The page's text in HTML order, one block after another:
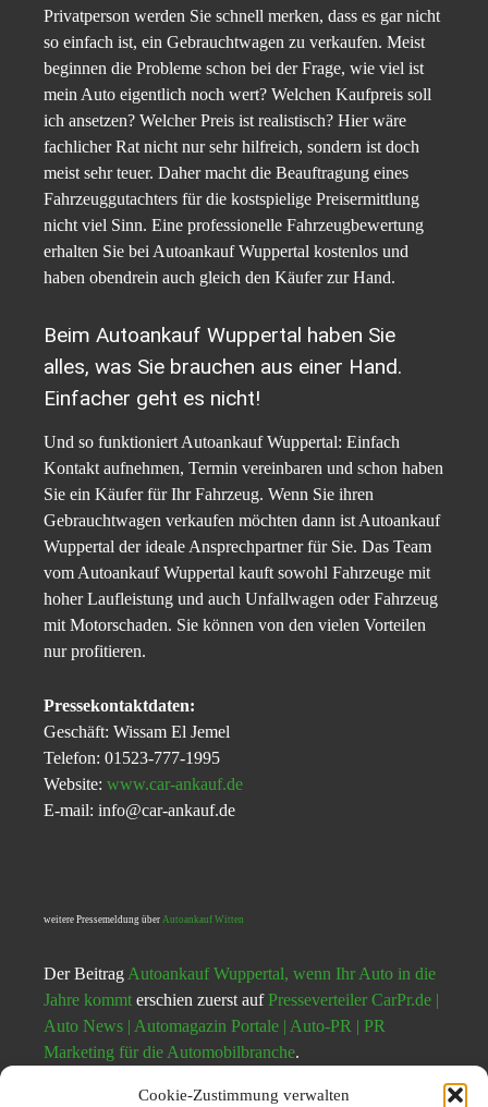
Cookie-Zustimmung verwalten
Privatperson werden Sie schnell merken, dass es gar nicht
so einfach ist, ein Gebrauchtwagen zu verkaufen. Meist
beginnen die Probleme schon bei der Frage, wie viel ist
mein Auto eigentlich noch wert? Welchen Kaufpreis soll
ich ansetzen? Welcher Preis ist realistisch? Hier wäre
fachlicher Rat nicht nur sehr hilfreich, sondern ist doch
meist sehr teuer. Daher macht die Beauftragung eines
Fahrzeuggutachters für die kostspielige Preisermittlung
nicht viel Sinn. Eine professionelle Fahrzeugbewertung
erhalten Sie bei Autoankauf Wuppertal kostenlos und
haben obendrein auch gleich den Käufer zur Hand.
Beim Autoankauf Wuppertal haben Sie
alles, was Sie brauchen aus einer Hand.
Einfacher geht es nicht!
Und so funktioniert Autoankauf Wuppertal: Einfach
Kontakt aufnehmen, Termin vereinbaren und schon haben
Sie ein Käufer für Ihr Fahrzeug. Wenn Sie ihren
Gebrauchtwagen verkaufen möchten dann ist Autoankauf
Wuppertal der ideale Ansprechpartner für Sie. Das Team
vom Autoankauf Wuppertal kauft sowohl Fahrzeuge mit
hoher Laufleistung und auch Unfallwagen oder Fahrzeug
mit Motorschaden. Sie können von den vielen Vorteilen
nur profitieren.
Pressekontaktdaten:
Geschäft: Wissam El Jemel
Telefon: 01523-777-1995
Website: www.car-ankauf.de
E-mail: info@car-ankauf.de
weitere Pressemeldung über Autoankauf Witten
Der Beitrag Autoankauf Wuppertal, wenn Ihr Auto in die
Jahre kommt erschien zuerst aufPresseverteiler CarPr.de |
Auto News | Automagazin Portale | Auto-PR | PR
Marketing für die Automobilbranche.